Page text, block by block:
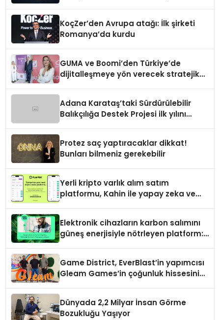
KoçZer’den Avrupa atağı: İlk şirketi
Romanya’da kurdu
GUMA ve Boomi’den Türkiye’de
dijitalleşmeye yön verecek stratejik
Adana Karataş’taki Sürdürülebilir
Balıkçılığa Destek Projesi ilk yılını
Protez saç yaptıracaklar dikkat!
Bunları bilmeniz gerekebilir
Yerli kripto varlık alım satım
platformu, Kahin ile yapay zeka ve
Elektronik cihazların karbon salımını
güneş enerjisiyle nötrleyen platform:
Game District, EverBlast’in yapımcısı
Gleam Games’in çoğunluk hissesini
Dünyada 2,2 Milyar İnsan Görme
Bozukluğu Yaşıyor